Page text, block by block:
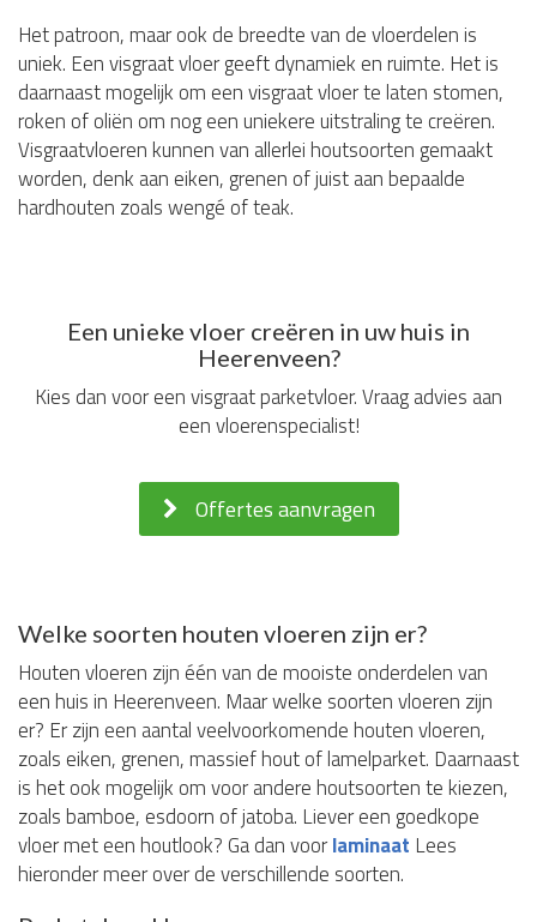
Het patroon, maar ook de breedte van de vloerdelen is
uniek. Een visgraat vloer geeft dynamiek en ruimte. Het is
daarnaast mogelijk om een visgraat vloer te laten stomen,
roken of oliën om nog een uniekere uitstraling te creëren.
Visgraatvloeren kunnen van allerlei houtsoorten gemaakt
worden, denk aan eiken, grenen of juist aan bepaalde
hardhouten zoals wengé of teak.
Een unieke vloer creëren in uw huis in
Heerenveen?
Kies dan voor een visgraat parketvloer. Vraag advies aan
een vloerenspecialist!
Offertes aanvragen
Welke soorten houten vloeren zijn er?
Houten vloeren zijn één van de mooiste onderdelen van
een huis in Heerenveen. Maar welke soorten vloeren zijn
er? Er zijn een aantal veelvoorkomende houten vloeren,
zoals eiken, grenen, massief hout of lamelparket. Daarnaast
is het ook mogelijk om voor andere houtsoorten te kiezen,
zoals bamboe, esdoorn of jatoba. Liever een goedkope
vloer met een houtlook? Ga dan voorlaminaat Lees
hieronder meer over de verschillende soorten.